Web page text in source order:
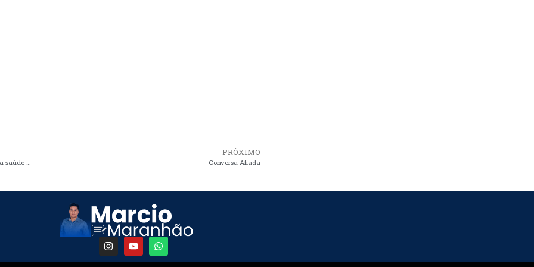
Salários atrasados no governo de Cristino obrigam servidores da saúde paralisarem atividades
PRÓXIMO
Conversa Afiada